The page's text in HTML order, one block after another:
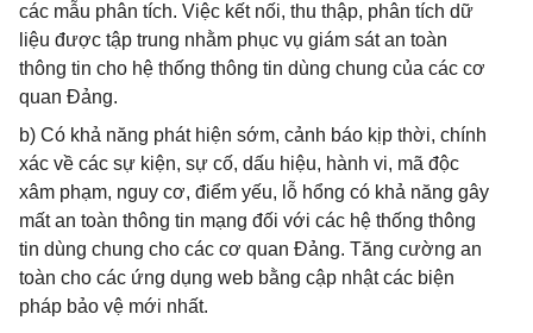
các mẫu phân tích. Việc kết nối, thu thập, phân tích dữ
liệu được tập trung nhằm phục vụ giám sát an toàn
thông tin cho hệ thống thông tin dùng chung của các cơ
quan Đảng.
b) Có khả năng phát hiện sớm, cảnh báo kịp thời, chính
xác về các sự kiện, sự cố, dấu hiệu, hành vi, mã độc
xâm phạm, nguy cơ, điểm yếu, lỗ hổng có khả năng gây
mất an toàn thông tin mạng đối với các hệ thống thông
tin dùng chung cho các cơ quan Đảng. Tăng cường an
toàn cho các ứng dụng web bằng cập nhật các biện
pháp bảo vệ mới nhất.